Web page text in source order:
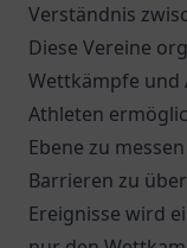
Verständnis
Diese Vereine
Wettkämpfe und
Athleten
Ebene zu
Barrieren zu
Ereignisse wird